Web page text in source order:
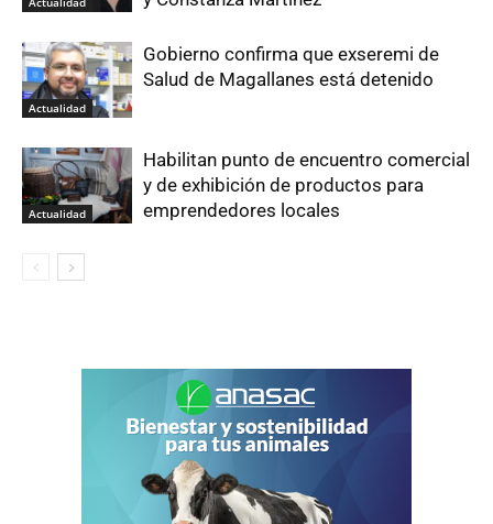
Actualidad
Gobierno confirma que exseremi de
Salud de Magallanes está detenido
Actualidad
Habilitan punto de encuentro comercial
y de exhibición de productos para
emprendedores locales